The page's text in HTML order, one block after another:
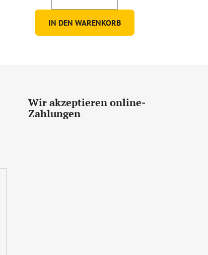
IN DEN WARENKORB
Wir akzeptieren online-
Zahlungen